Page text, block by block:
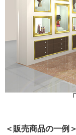
＜販売商品の一例＞